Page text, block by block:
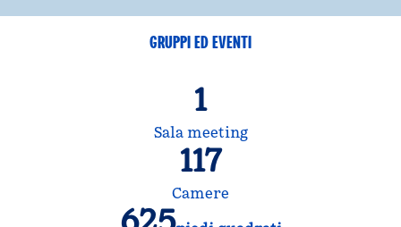
GRUPPI ED EVENTI
1
Sala meeting
117
Camere